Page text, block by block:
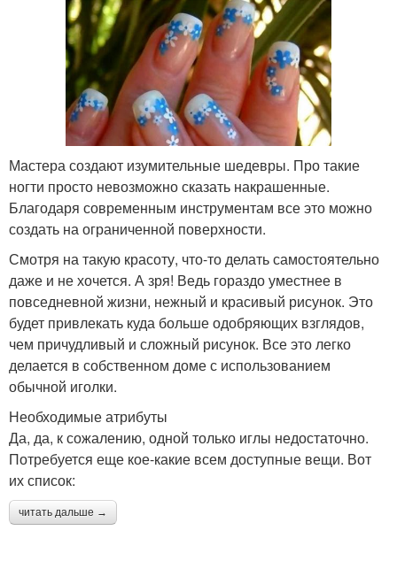
Мастера создают изумительные шедевры. Про такие
ногти просто невозможно сказать накрашенные.
Благодаря современным инструментам все это можно
создать на ограниченной поверхности.
Смотря на такую красоту, что-то делать самостоятельно
даже и не хочется. А зря! Ведь гораздо уместнее в
повседневной жизни, нежный и красивый рисунок. Это
будет привлекать куда больше одобряющих взглядов,
чем причудливый и сложный рисунок. Все это легко
делается в собственном доме с использованием
обычной иголки.
Необходимые атрибуты
Да, да, к сожалению, одной только иглы недостаточно.
Потребуется еще кое-какие всем доступные вещи. Вот
их список:
читать дальше →